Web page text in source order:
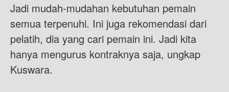
Jadi mudah-mudahan kebutuhan pemain
semua terpenuhi. Ini juga rekomendasi dari
pelatih, dia yang cari pemain ini. Jadi kita
hanya mengurus kontraknya saja, ungkap
Kuswara.